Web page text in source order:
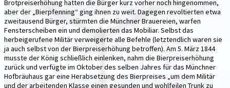
Brotpreiserhöhung hatten die Bürger kurz vorher noch hingenommen,
aber der „Bierpfenning“ ging ihnen zu weit. Dagegen revoltierten etwa
zweitausend Bürger, stürmten die Münchner Brauereien, warfen
Fensterscheiben ein und demolierten das Mobiliar. Selbst das
herbeigerufene Militär verweigerte alle Befehle (letztendlich waren sie
ja auch selbst von der Bierpreiserhöhung betroffen). Am 5. März 1844
musste der König schließlich einlenken, nahm die Bierpreiserhöhung
zurück und verfügte im Oktober des selben Jahres für das Münchner
Hofbräuhaus gar eine Herabsetzung des Bierpreises „um dem Militär
und der arbeitenden Klasse einen gesunden und wohlfeilen Trunk zu